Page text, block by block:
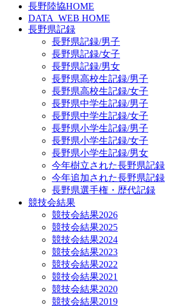
長野陸協HOME
DATA_WEB HOME
長野県記録
長野県記録/男子
長野県記録/女子
長野県記録/男女
長野県高校生記録/男子
長野県高校生記録/女子
長野県中学生記録/男子
長野県中学生記録/女子
長野県小学生記録/男子
長野県小学生記録/女子
長野県小学生記録/男女
今年樹立された長野県記録
今年追加された長野県記録
長野県選手権・歴代記録
競技会結果
競技会結果2026
競技会結果2025
競技会結果2024
競技会結果2023
競技会結果2022
競技会結果2021
競技会結果2020
競技会結果2019